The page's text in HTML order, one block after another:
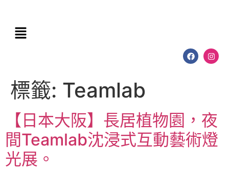
標籤: Teamlab
【日本大阪】長居植物園，夜
間Teamlab沈浸式互動藝術燈
光展。